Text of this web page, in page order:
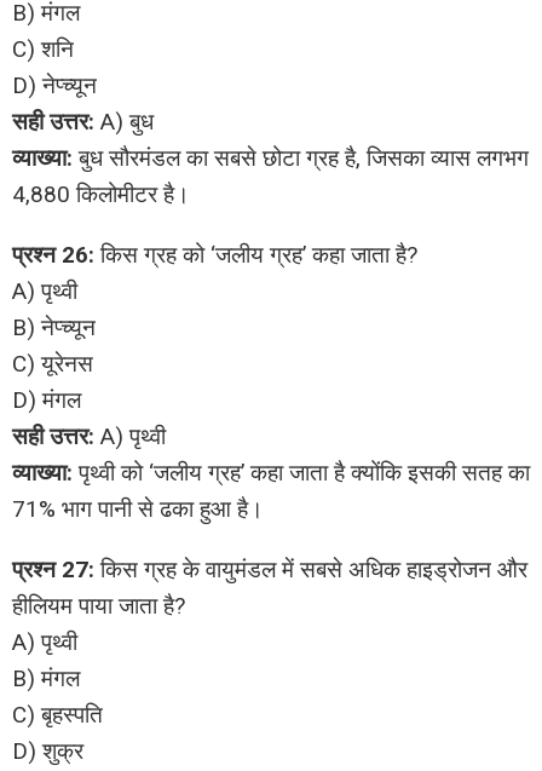
B) मंगल
C) शनि
D) नेप्च्यून
सही उत्तर: A) बुध
व्याख्या: बुध सौरमंडल का सबसे छोटा ग्रह है, जिसका व्यास लगभग
4,880 किलोमीटर है।
प्रश्न 26: किस ग्रह को ‘जलीय ग्रह’ कहा जाता है?
A) पृथ्वी
B) नेप्च्यून
C) यूरेनस
D) मंगल
सही उत्तर: A) पृथ्वी
व्याख्या: पृथ्वी को ‘जलीय ग्रह’ कहा जाता है क्योंकि इसकी सतह का
71% भाग पानी से ढका हुआ है।
प्रश्न 27: किस ग्रह के वायुमंडल में सबसे अधिक हाइड्रोजन और
हीलियम पाया जाता है?
A) पृथ्वी
B) मंगल
C) बृहस्पति
D) शुक्र